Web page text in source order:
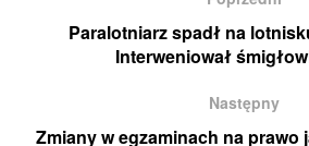
Paralotniarz spadł na
Interweniował
Następny
Zmiany w egzaminach na prawo